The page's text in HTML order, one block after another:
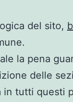
del sito,
la pena
delle
in tutti questi